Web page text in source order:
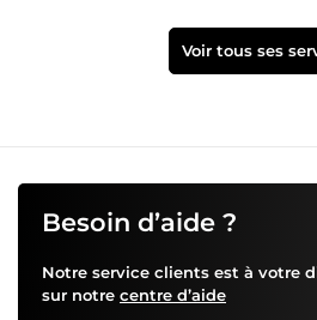
Voir tous ses
Besoin d’aide ?
Notre service clients est à votre
sur notre centre d’aide